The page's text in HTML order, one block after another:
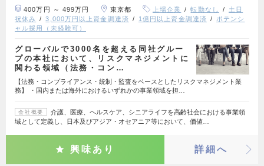
400万円 ～ 499万円 東京都 上場企業 転勤なし
土日
祝休み
3,000万円以上資金調達済 1億円以上資金調達済
ポテンシ
ャル採用（未経験可）
グローバルで3000名を超える同社グルー
プの本社において、リスクマネジメントに
関わる領域（法務・コン…
【法務・コンプライアンス・統制・監査をベースとしたリスクマネジメント業
務】 ・国内または海外におけるいずれかの事業領域を担…
会社概要
介護、医療、ヘルスケア、シニアライフを高齢社会における事業領
域として定義し、日本及びアジア・オセアニア等において、価値…
興味あり 詳細へ